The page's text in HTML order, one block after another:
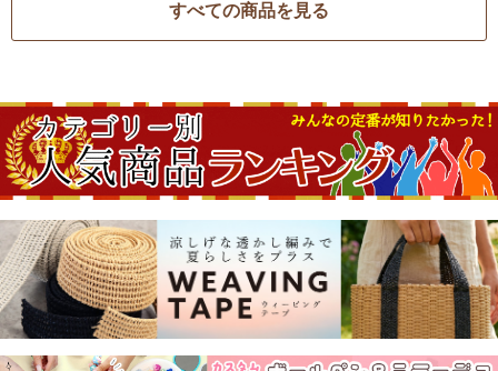
すべての商品を見る